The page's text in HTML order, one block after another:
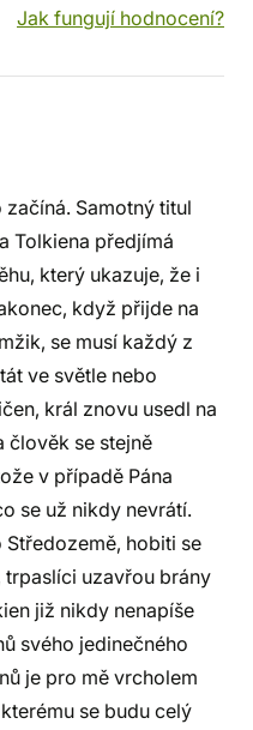
Jak fungují hodnocení?
Samotný titul
Tolkiena předjímá
který ukazuje, že i
když přijde na
se musí každý z
ve světle nebo
král znovu usedl na
člověk se stejně
v případě Pána
se už nikdy nevrátí.
hobiti se
uzavřou brány
již nikdy nenapíše
svého jedinečného
je pro mě vrcholem
se budu celý